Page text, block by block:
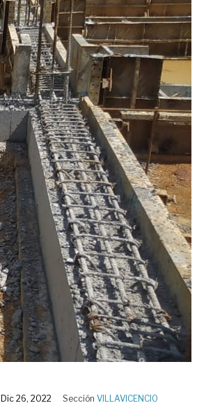
Dic 26, 2022 Sección VILLAVICENCIO